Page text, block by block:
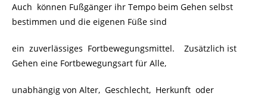
Auch können Fußgänger ihr Tempo beim Gehen selbst
bestimmen und die eigenen Füße sind
ein zuverlässiges Fortbewegungsmittel. Zusätzlich ist
Gehen eine Fortbewegungsart für Alle,
unabhängig von Alter, Geschlecht, Herkunft oder